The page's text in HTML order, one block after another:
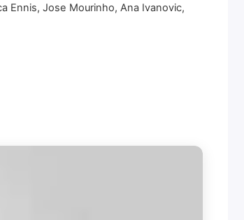
Ennis, Jose Mourinho, Ana Ivanovic,